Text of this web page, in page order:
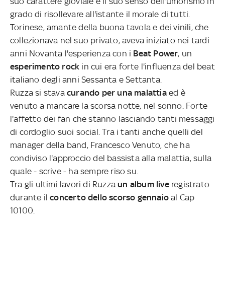
grado di risollevare all'istante il morale di tutti.
Torinese, amante della buona tavola e dei vinili, che
collezionava nel suo privato, aveva iniziato nei tardi
anni Novanta l'esperienza con i Beat Power, un
esperimento rock in cui era forte l'influenza del beat
italiano degli anni Sessanta e Settanta.
Ruzza si stava curando per una malattiaed è
venuto a mancare la scorsa notte, nel sonno. Forte
l'affetto dei fan che stanno lasciando tanti messaggi
di cordoglio suoi social. Tra i tanti anche quelli del
manager della band, Francesco Venuto, che ha
condiviso l'approccio del bassista alla malattia, sulla
quale - scrive - ha sempre riso su.
Tra gli ultimi lavori di Ruzzaun album live registrato
durante ilconcerto dello scorso gennaio al Cap
10100.